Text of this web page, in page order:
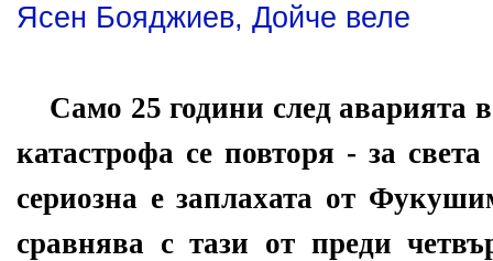
Ясен Бояджиев, Дойче веле
Само 25 години след аварията
катастрофа се повторя - за
сериозна е заплахата от
сравнява с тази от преди